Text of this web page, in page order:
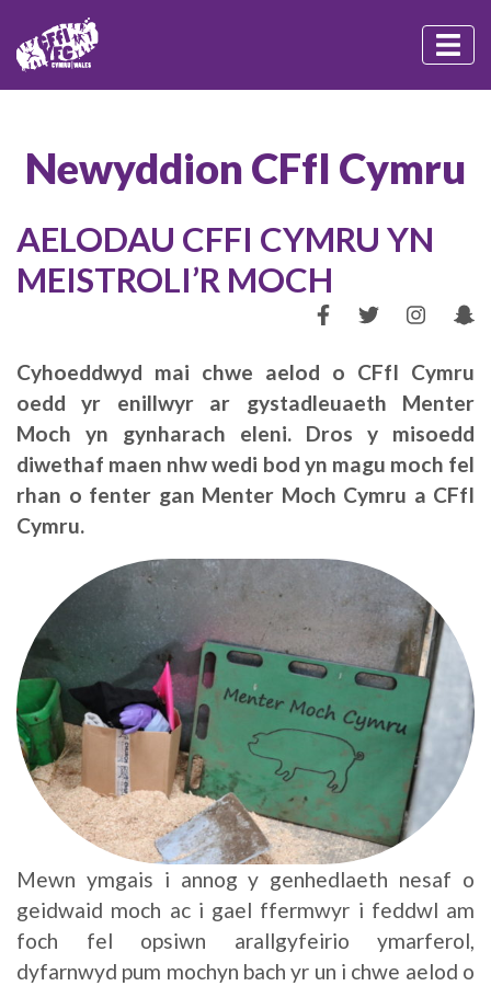
Newyddion CFfI Cymru
AELODAU CFFI CYMRU YN
MEISTROLI’R MOCH
Cyhoeddwyd mai chwe aelod o CFfI Cymru
oedd yr enillwyr ar gystadleuaeth Menter
Moch yn gynharach eleni. Dros y misoedd
diwethaf maen nhw wedi bod yn magu moch fel
rhan o fenter gan Menter Moch Cymru a CFfI
Cymru.
Mewn ymgais i annog y genhedlaeth nesaf o
geidwaid moch ac i gael ffermwyr i feddwl am
foch fel opsiwn arallgyfeirio ymarferol,
dyfarnwyd pum mochyn bach yr un i chwe aelod o